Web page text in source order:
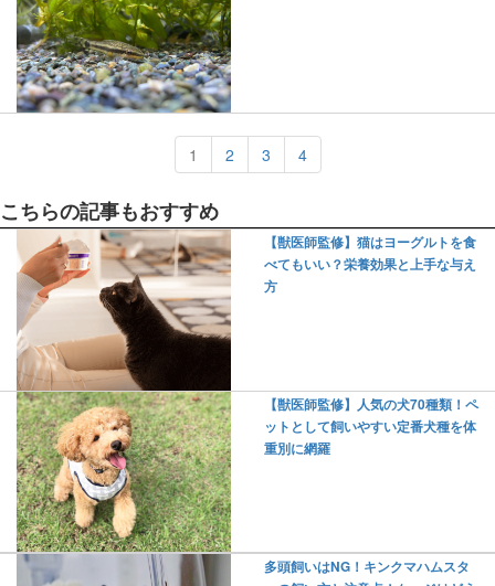
1 2 3 4
こちらの記事もおすすめ
【獣医師監修】猫はヨーグルトを食
べてもいい？栄養効果と上手な与え
方
【獣医師監修】人気の犬70種類！ペ
ットとして飼いやすい定番犬種を体
重別に網羅
多頭飼いはNG！キンクマハムスタ